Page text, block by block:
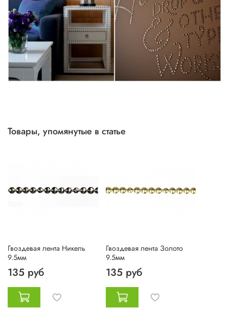
Товары, упомянутые в статье
Гвоздевая лента Никель
9.5мм
135 руб
Гвоздевая лента Золото
9.5мм
135 руб